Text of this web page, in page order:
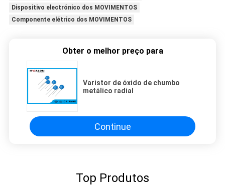
Dispositivo electrónico dos MOVIMENTOS
Componente elétrico dos MOVIMENTOS
Obter o melhor preço para
Varistor de óxido de chumbo
metálico radial
Continue
Top Produtos